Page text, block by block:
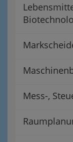
Mess-,